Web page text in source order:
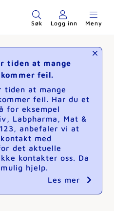
Søk Logg inn Meny
tiden at mange
feil.
tiden at mange
feil. Har du et
for eksempel
Labpharma, Mat &
anbefaler vi at
med
det aktuelle
kontakter oss. Da
hjelp.
Les mer